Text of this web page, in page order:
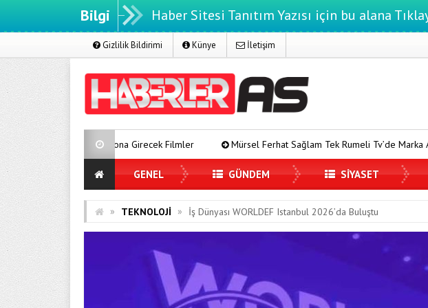
Bilgi Haber Sitesi Tanıtım Yazısı için bu alana
Gizlilik Bildirimi Künye İletişim
Girecek Filmler Mürsel Ferhat Sağlam Tek Rumeli Tv’de Marka Atölyesi Programına
GENEL GÜNDEM SİYASET
» TEKNOLOJİ » İş Dünyası WORLDEF Istanbul 2026’da Buluştu